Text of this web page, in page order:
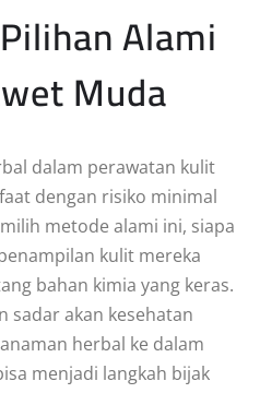
Alami
Muda
dalam perawatan kulit
dengan risiko minimal
metode alami ini, siapa
kulit mereka
bahan kimia yang keras.
sadar akan kesehatan
herbal ke dalam
menjadi langkah bijak